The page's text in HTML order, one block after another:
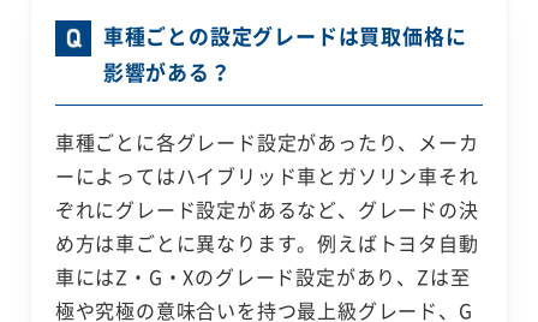
車種ごとの設定グレードは買取価格に
影響がある？
車種ごとに各グレード設定があったり、メーカ
ーによってはハイブリッド車とガソリン車それ
ぞれにグレード設定があるなど、グレードの決
め方は車ごとに異なります。例えばトヨタ自動
車にはZ・G・Xのグレード設定があり、Zは至
極や究極の意味合いを持つ最上級グレード、G